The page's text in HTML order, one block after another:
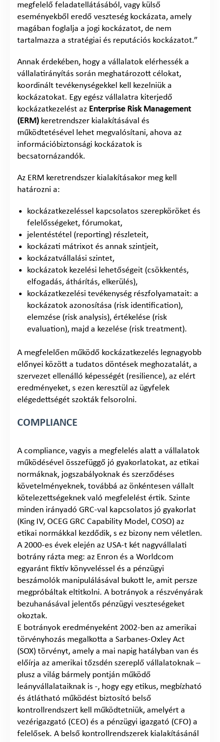
megfelelő feladatellátásából, vagy külső
eseményekből eredő veszteség kockázata, amely
magában foglalja a jogi kockázatot, de nem
tartalmazza a stratégiai és reputációs kockázatot.”
Annak érdekében, hogy a vállalatok elérhessék a
vállalatirányítás során meghatározott célokat,
koordinált tevékenységekkel kell kezelniük a
kockázatokat. Egy egész vállalatra kiterjedő
kockázatkezelést az Enterprise Risk Management
(ERM) keretrendszer kialakításával és
működtetésével lehet megvalósítani, ahova az
információbiztonsági kockázatok is
becsatornázandók.
Az ERM keretrendszer kialakításakor meg kell
határozni a:
kockázatkezeléssel kapcsolatos szerepköröket és
felelősségeket, fórumokat,
jelentéstétel (reporting) részleteit,
kockázati mátrixot és annak szintjeit,
kockázatvállalási szintet,
kockázatok kezelési lehetőségeit (csökkentés,
elfogadás, áthárítás, elkerülés),
kockázatkezelési tevékenység részfolyamatait: a
kockázatok azonosítása (risk identification),
elemzése (risk analysis), értékelése (risk
evaluation), majd a kezelése (risk treatment).
A megfelelően működő kockázatkezelés legnagyobb
előnyei között a tudatos döntések meghozatalát, a
szervezet ellenálló képességét (resilience), az elért
eredményeket, s ezen keresztül az ügyfelek
elégedettségét szokták felsorolni.
COMPLIANCE
A compliance, vagyis a megfelelés alatt a vállalatok
működésével összefüggő jó gyakorlatokat, az etikai
normáknak, jogszabályoknak és szerződéses
követelményeknek, továbbá az önkéntesen vállalt
kötelezettségeknek való megfelelést értik. Szinte
minden irányadó GRC-val kapcsolatos jó gyakorlat
(King IV, OCEG GRC Capability Model, COSO) az
etikai normákkal kezdődik, s ez bizony nem véletlen.
A 2000-es évek elején az USA-t két nagyvállalati
botrány rázta meg: az Enron és a Worldcom
egyaránt fiktív könyveléssel és a pénzügyi
beszámolók manipulálásával bukott le, amit persze
megpróbáltak eltitkolni. A botrányok a részvényárak
bezuhanásával jelentős pénzügyi veszteségeket
okoztak.
E botrányok eredményeként 2002-ben az amerikai
törvényhozás megalkotta a Sarbanes-Oxley Act
(SOX) törvényt, amely a mai napig hatályban van és
előírja az amerikai tőzsdén szereplő vállalatoknak –
plusz a világ bármely pontján működő
leányvállalataiknak is -, hogy egy etikus, megbízható
és átlátható működést biztosító belső
kontrollrendszert kell működtetniük, amelyért a
vezérigazgató (CEO) és a pénzügyi igazgató (CFO) a
felelősek. A belső kontrollrendszerek kialakításánál